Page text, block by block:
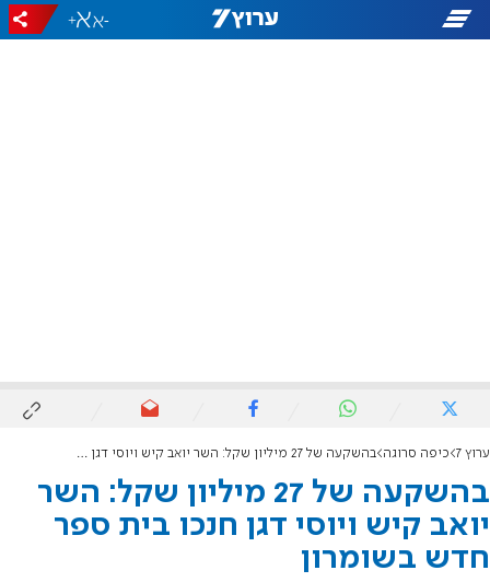
-
+
ערוץ 7 כיפה סרוגה בהשקעה של 27 מיליון שקל: השר יואב קיש ויוסי דגן חנכו בית ספר חדש בשומרון
בהשקעה של 27 מיליון שקל: השר
יואב קיש ויוסי דגן חנכו בית ספר
חדש בשומרון